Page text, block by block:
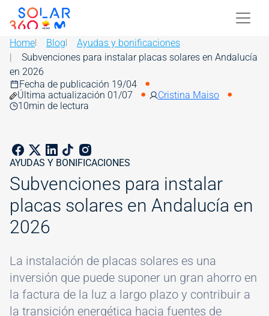
Skip to main content
Image
Home Blog
Ayudas y bonificaciones
Subvenciones para instalar placas solares en Andalucía
en 2026
Fecha de publicación 19/04
Última actualización 01/07
Cristina Maiso
10min de lectura
AYUDAS Y BONIFICACIONES
Subvenciones para instalar
placas solares en Andalucía en
2026
La instalación de placas solares es una
inversión que puede suponer un gran ahorro en
la factura de la luz a largo plazo y contribuir a
la transición energética hacia fuentes de